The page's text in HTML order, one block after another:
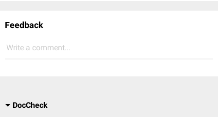
Feedback
Write a comment...
DocCheck